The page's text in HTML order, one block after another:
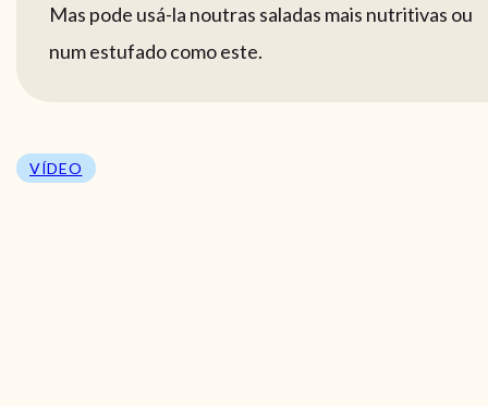
Mas pode usá-la noutras saladas mais nutritivas ou
num estufado como este.
VÍDEO